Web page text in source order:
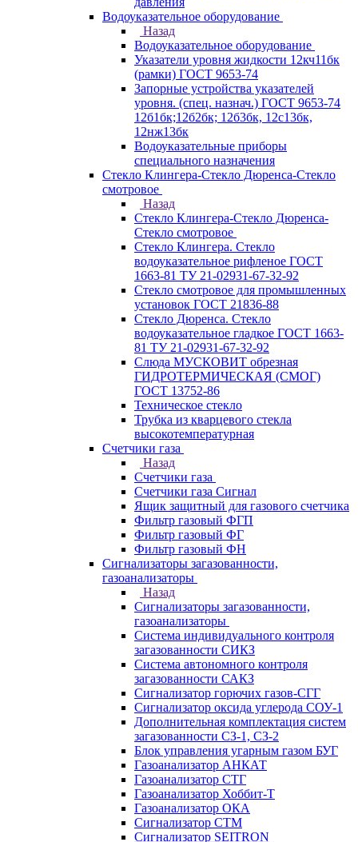
Водоуказательное оборудование
Назад
Водоуказательное оборудование
Указатели уровня жидкости 12кч11бк
(рамки) ГОСТ 9653-74
Запорные устройства указателей
уровня. (спец. назнач.) ГОСТ 9653-74
12б1бк;12б2бк; 12б3бк, 12с13бк,
12нж13бк
Водоуказательные приборы
специального назначения
Стекло Клингера-Стекло Дюренса-Стекло
смотровое
Назад
Стекло Клингера-Стекло Дюренса-
Стекло смотровое
Стекло Клингера. Стекло
водоуказательное рифленое ГОСТ
1663-81 ТУ 21-02931-67-32-92
Стекло смотровое для промышленных
установок ГОСТ 21836-88
Стекло Дюренса. Стекло
водоуказательное гладкое ГОСТ 1663-
81 ТУ 21-02931-67-32-92
Слюда МУСКОВИТ обрезная
ГИДРОТЕРМИЧЕСКАЯ (СМОГ)
ГОСТ 13752-86
Техническое стекло
Трубка из кварцевого стекла
высокотемпературная
Счетчики газа
Назад
Счетчики газа
Счетчики газа Сигнал
Ящик защитный для газового счетчика
Фильтр газовый ФГП
Фильтр газовый ФГ
Фильтр газовый ФН
Сигнализаторы загазованности,
газоанализаторы
Назад
Сигнализаторы загазованности,
газоанализаторы
Система индивидуального контроля
загазованности СИКЗ
Система автономного контроля
загазованности САКЗ
Сигнализатор горючих газов-СГГ
Сигнализатор оксида углерода СОУ-1
Дополнительная комплектация систем
загазованности СЗ-1, СЗ-2
Блок управления угарным газом БУГ
Газоанализатор АНКАТ
Газоанализатор СТГ
Газоанализатор Хоббит-Т
Газоанализатор ОКА
Сигнализатор СТМ
Сигнализатор SEITRON